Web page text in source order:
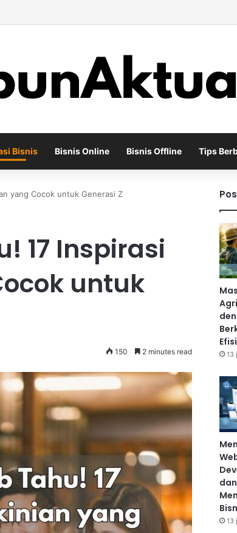
yang Mampu Bertahan di Tengah Perubahan Industri
Bisnis Bisnis Online Bisnis Offline Tips
yang Cocok untuk Generasi Z
17 Inspirasi
untuk
150 2 minutes read 13
13